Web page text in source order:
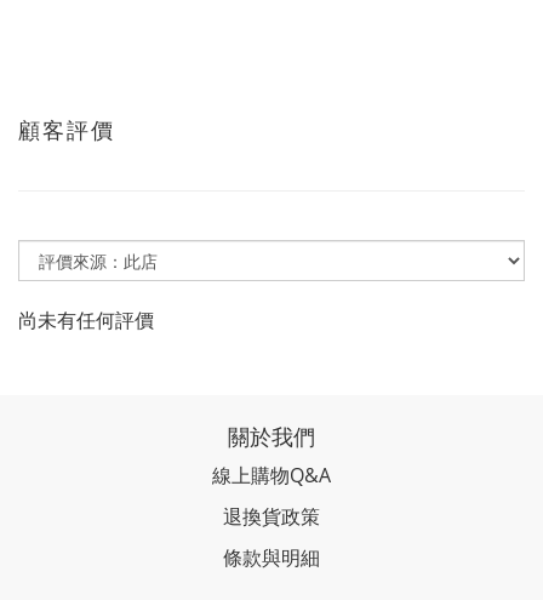
顧客評價
尚未有任何評價
關於我們
線上購物Q&A
退換貨政策
條款與明細